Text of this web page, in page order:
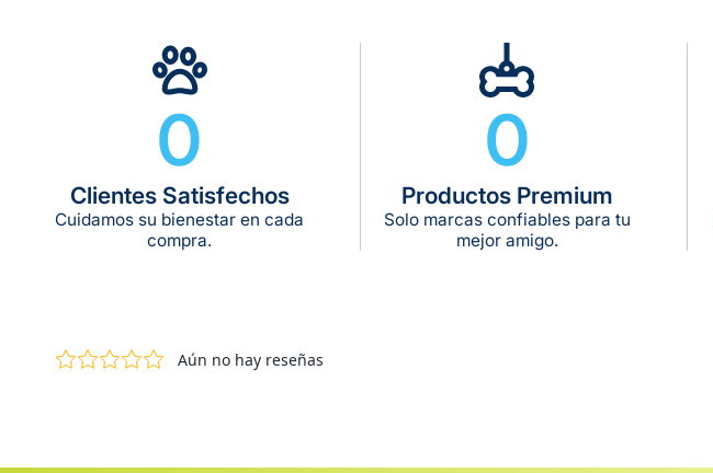
0
Clientes Satisfechos
Cuidamos su bienestar en cada
compra.
0
Productos Premium
Solo marcas confiables para tu
mejor amigo.